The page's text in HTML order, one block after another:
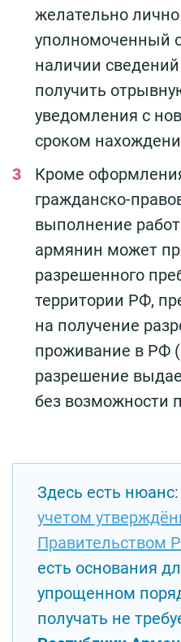
желательно
уполномоченный
наличии
получить
уведомления с
сроком
Кроме
гражданско-
выполнение работ
армянин может
разрешенного
территории РФ,
на получение
проживание в РФ
разрешение
без возможности
Здесь есть нюанс:
учетом
Правительством
есть основания
упрощенном
получать не